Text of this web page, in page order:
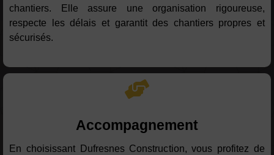
chantiers. Elle assure une organisation rigoureuse,
respecte les délais et garantit des chantiers propres et
sécurisés.
Accompagnement
En choisissant Dufresnes Construction, vous profitez de